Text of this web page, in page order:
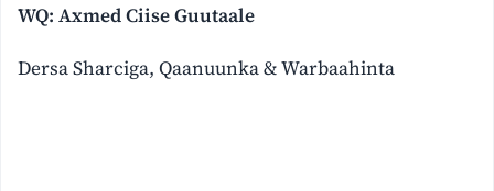
WQ: Axmed Ciise Guutaale
Dersa Sharciga, Qaanuunka & Warbaahinta